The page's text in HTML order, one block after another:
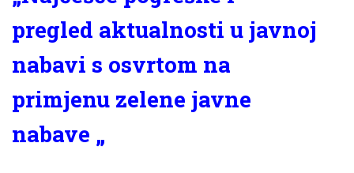
pregled aktualnosti u javnoj
nabavi s osvrtom na
primjenu zelene javne
nabave „